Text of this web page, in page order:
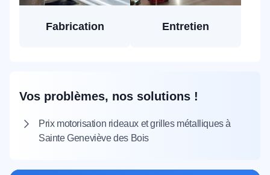
Fabrication Entretien
Vos problèmes, nos solutions !
Prix motorisation rideaux et grilles métalliques à
Sainte Geneviève des Bois